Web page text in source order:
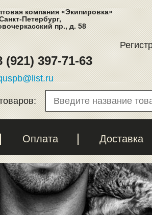
компания «Экипировка»
Петербург,
пр., д. 58
(921) 397-71-63
Оплата Доставка